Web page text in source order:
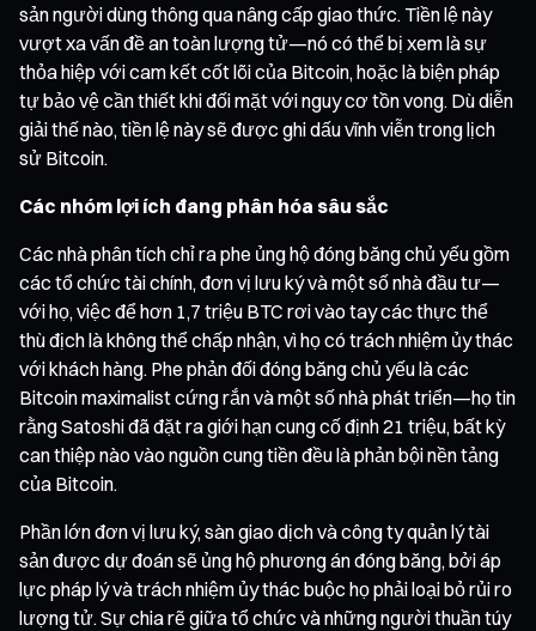
sản người dùng thông qua nâng cấp giao thức. Tiền lệ này
vượt xa vấn đề an toàn lượng tử—nó có thể bị xem là sự
thỏa hiệp với cam kết cốt lõi của Bitcoin, hoặc là biện pháp
tự bảo vệ cần thiết khi đối mặt với nguy cơ tồn vong. Dù diễn
giải thế nào, tiền lệ này sẽ được ghi dấu vĩnh viễn trong lịch
sử Bitcoin.
Các nhóm lợi ích đang phân hóa sâu sắc
Các nhà phân tích chỉ ra phe ủng hộ đóng băng chủ yếu gồm
các tổ chức tài chính, đơn vị lưu ký và một số nhà đầu tư—
với họ, việc để hơn 1,7 triệu BTC rơi vào tay các thực thể
thù địch là không thể chấp nhận, vì họ có trách nhiệm ủy thác
với khách hàng. Phe phản đối đóng băng chủ yếu là các
Bitcoin maximalist cứng rắn và một số nhà phát triển—họ tin
rằng Satoshi đã đặt ra giới hạn cung cố định 21 triệu, bất kỳ
can thiệp nào vào nguồn cung tiền đều là phản bội nền tảng
của Bitcoin.
Phần lớn đơn vị lưu ký, sàn giao dịch và công ty quản lý tài
sản được dự đoán sẽ ủng hộ phương án đóng băng, bởi áp
lực pháp lý và trách nhiệm ủy thác buộc họ phải loại bỏ rủi ro
lượng tử. Sự chia rẽ giữa tổ chức và những người thuần túy